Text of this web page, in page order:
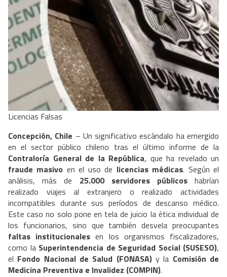
Licencias Falsas
Concepción, Chile – Un significativo escándalo ha emergido
en el sector público chileno tras el último informe de la
Contraloría General de la República, que ha revelado un
fraude masivo en el uso de licencias médicas. Según el
análisis, más de 25.000 servidores públicoshabrían
realizado viajes al extranjero o realizado actividades
incompatibles durante sus períodos de descanso médico.
Este caso no solo pone en tela de juicio la ética individual de
los funcionarios, sino que también desvela preocupantes
faltas institucionales en los organismos fiscalizadores,
como la Superintendencia de Seguridad Social (SUSESO),
el Fondo Nacional de Salud (FONASA)y la Comisión de
Medicina Preventiva e Invalidez (COMPIN).